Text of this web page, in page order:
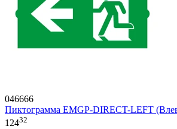
046666
Пиктограмма EMGP-DIRECT-LEFT
12432